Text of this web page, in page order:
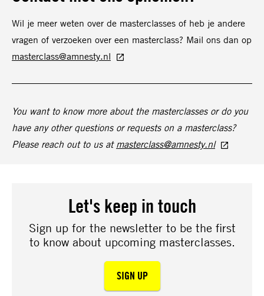
Wil je meer weten over de masterclasses of heb je andere
vragen of verzoeken over een masterclass? Mail ons dan op
masterclass@amnesty.nl
You want to know more about the masterclasses or do you
have any other questions or requests on a masterclass?
Please reach out to us at masterclass@amnesty.nl
Let's keep in touch
Sign up for the newsletter to be the first
to know about upcoming masterclasses.
SIGN UP